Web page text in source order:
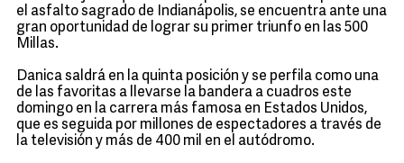
el asfalto sagrado de Indianápolis, se encuentra ante una
gran oportunidad de lograr su primer triunfo en las 500
Millas.
Danica saldrá en la quinta posición y se perfila como una
de las favoritas a llevarse la bandera a cuadros este
domingo en la carrera más famosa en Estados Unidos,
que es seguida por millones de espectadores a través de
la televisión y más de 400 mil en el autódromo.